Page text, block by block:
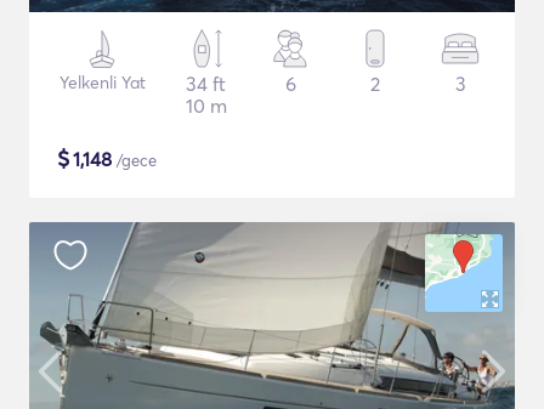
Yelkenli Yat
34 ft
10 m
6 2 3
$1,148 /gece